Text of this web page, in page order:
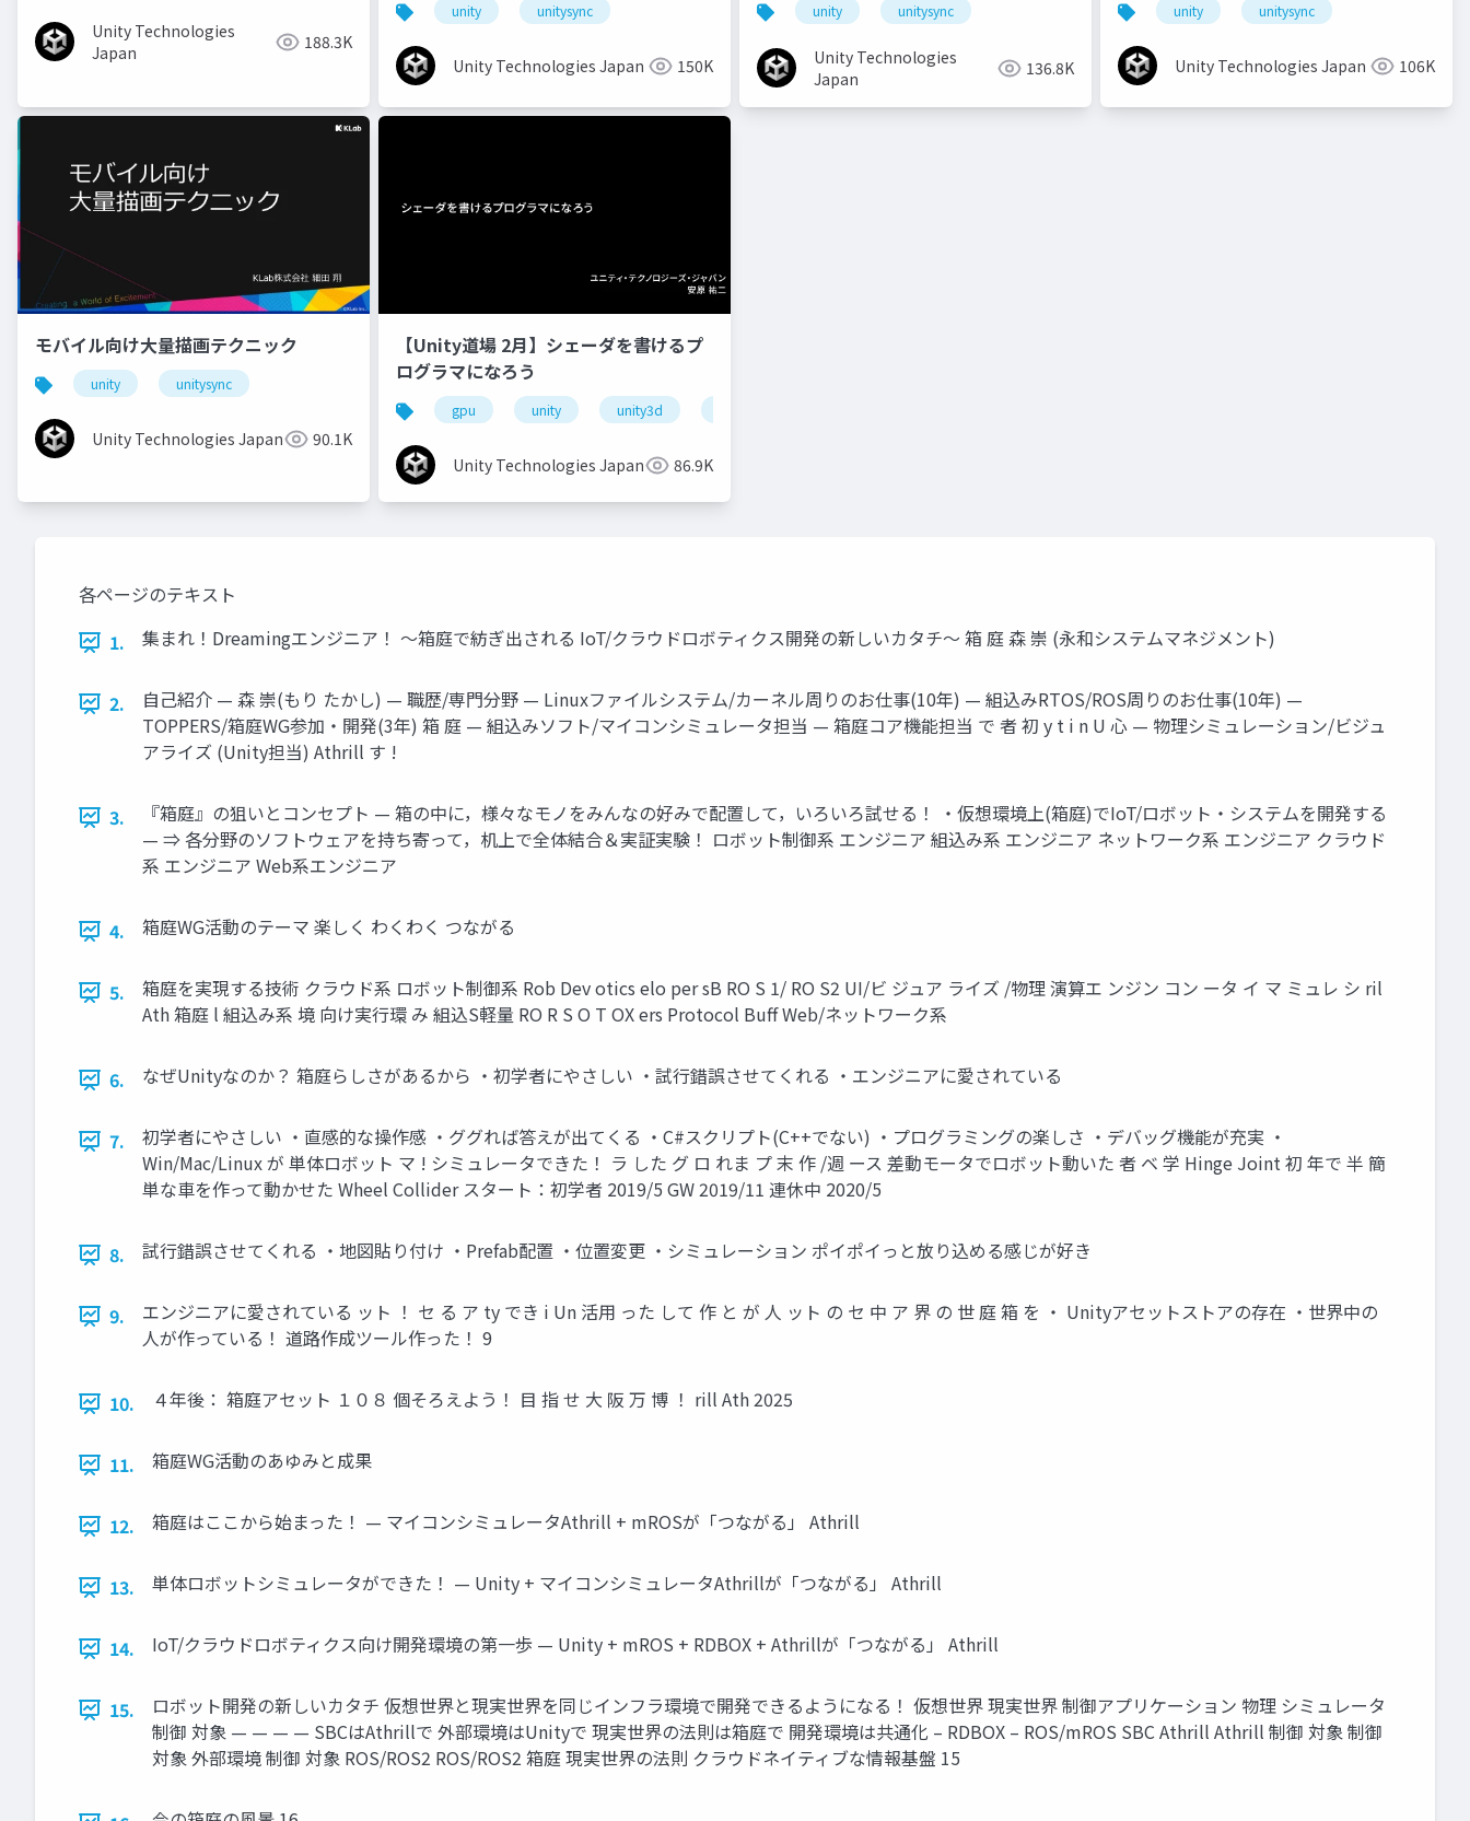
Unity Technologies
Japan
188.3K
unity unitysync
Unity Technologies Japan 150K
unity unitysync
Unity Technologies
Japan
136.8K
unity unitysync
Unity Technologies Japan 106K
モバイル向け大量描画テクニック
unity unitysync
Unity Technologies Japan 90.1K
【Unity道場 2月】シェーダを書けるプ
ログラマになろう
gpu unity unity3d
Unity Technologies Japan 86.9K
各ページのテキスト
1.
集まれ！Dreamingエンジニア！ ～箱庭で紡ぎ出される IoT/クラウドロボティクス開発の新しいカタチ～ 箱 庭 森 崇 (永和システムマネジメント)
2.
自己紹介 — 森 崇(もり たかし) — 職歴/専門分野 — Linuxファイルシステム/カーネル周りのお仕事(10年) — 組込みRTOS/ROS周りのお仕事(10年) —
TOPPERS/箱庭WG参加・開発(3年) 箱 庭 — 組込みソフト/マイコンシミュレータ担当 — 箱庭コア機能担当 で 者 初 y t i n U 心 — 物理シミュレーション/ビジュ
アライズ (Unity担当) Athrill す !
3.
『箱庭』の狙いとコンセプト — 箱の中に，様々なモノをみんなの好みで配置して，いろいろ試せる！ ・仮想環境上(箱庭)でIoT/ロボット・システムを開発する
— ⇒ 各分野のソフトウェアを持ち寄って，机上で全体結合＆実証実験！ ロボット制御系 エンジニア 組込み系 エンジニア ネットワーク系 エンジニア クラウド
系 エンジニア Web系エンジニア
4. 箱庭WG活動のテーマ 楽しく わくわく つながる
5.
箱庭を実現する技術 クラウド系 ロボット制御系 Rob Dev otics elo per sB RO S 1/ RO S2 UI/ビ ジュア ライズ /物理 演算エ ンジン コン ータ イ マ ミュレ シ ril
Ath 箱庭 l 組込み系 境 向け実行環 み 組込S軽量 RO R S O T OX ers Protocol Buff Web/ネットワーク系
6. なぜUnityなのか？ 箱庭らしさがあるから ・初学者にやさしい ・試行錯誤させてくれる ・エンジニアに愛されている
7.
初学者にやさしい ・直感的な操作感 ・ググれば答えが出てくる ・C#スクリプト(C++でない) ・プログラミングの楽しさ ・デバッグ機能が充実 ・
Win/Mac/Linux が 単体ロボット マ ! シミュレータできた！ ラ した グ ロ れま プ 末 作 /週 ース 差動モータでロボット動いた 者 ベ 学 Hinge Joint 初 年で 半 簡
単な車を作って動かせた Wheel Collider スタート：初学者 2019/5 GW 2019/11 連休中 2020/5
8. 試行錯誤させてくれる ・地図貼り付け ・Prefab配置 ・位置変更 ・シミュレーション ポイポイっと放り込める感じが好き
9.
エンジニアに愛されている ット ！ セ る ア ty でき i Un 活用 った して 作 と が 人 ット の セ 中 ア 界 の 世 庭 箱 を ・ Unityアセットストアの存在 ・世界中の
人が作っている！ 道路作成ツール作った！ 9
10. ４年後： 箱庭アセット １０８ 個そろえよう！ 目 指 せ 大 阪 万 博 ！ rill Ath 2025
11. 箱庭WG活動のあゆみと成果
12. 箱庭はここから始まった！ — マイコンシミュレータAthrill + mROSが「つながる」 Athrill
13. 単体ロボットシミュレータができた！ — Unity + マイコンシミュレータAthrillが「つながる」 Athrill
14. IoT/クラウドロボティクス向け開発環境の第一歩 — Unity + mROS + RDBOX + Athrillが「つながる」 Athrill
15.
ロボット開発の新しいカタチ 仮想世界と現実世界を同じインフラ環境で開発できるようになる！ 仮想世界 現実世界 制御アプリケーション 物理 シミュレータ
制御 対象 — — — — SBCはAthrillで 外部環境はUnityで 現実世界の法則は箱庭で 開発環境は共通化 – RDBOX – ROS/mROS SBC Athrill Athrill 制御 対象 制御
対象 外部環境 制御 対象 ROS/ROS2 ROS/ROS2 箱庭 現実世界の法則 クラウドネイティブな情報基盤 15